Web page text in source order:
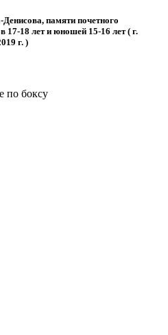
памяти почетного
18 лет и юношей 15-16 лет ( г.
г. )
по боксу